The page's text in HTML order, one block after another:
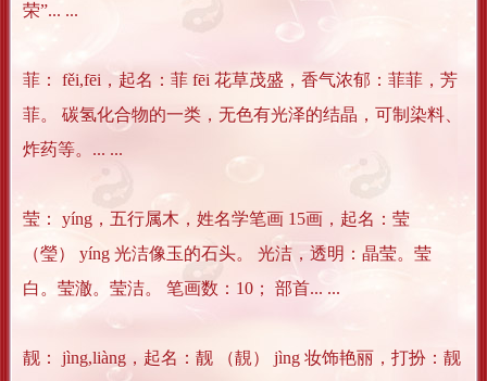
荣”... ...
菲： fěi,fēi，起名：菲 fēi 花草茂盛，香气浓郁：菲菲，芳
菲。 碳氢化合物的一类，无色有光泽的结晶，可制染料、
炸药等。... ...
莹： yíng，五行属木，姓名学笔画 15画，起名：莹
（瑩） yíng 光洁像玉的石头。 光洁，透明：晶莹。莹
白。莹澈。莹洁。 笔画数：10； 部首... ...
靓： jìng,liàng，起名：靓 （靚） jìng 妆饰艳丽，打扮：靓